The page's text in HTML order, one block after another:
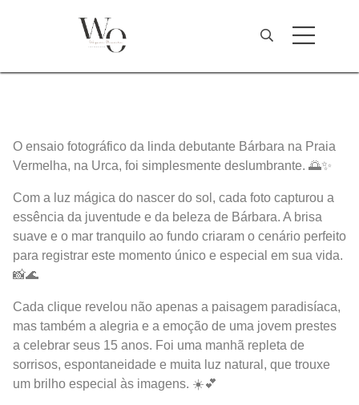
O ensaio fotográfico da linda debutante Bárbara na Praia
Vermelha, na Urca, foi simplesmente deslumbrante. 🌅✨
Com a luz mágica do nascer do sol, cada foto capturou a
essência da juventude e da beleza de Bárbara. A brisa
suave e o mar tranquilo ao fundo criaram o cenário perfeito
para registrar este momento único e especial em sua vida.
📸🌊
Cada clique revelou não apenas a paisagem paradisíaca,
mas também a alegria e a emoção de uma jovem prestes
a celebrar seus 15 anos. Foi uma manhã repleta de
sorrisos, espontaneidade e muita luz natural, que trouxe
um brilho especial às imagens. ☀️💕